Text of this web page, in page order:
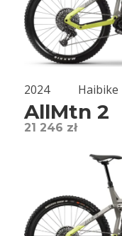
2024 Haibike
AllMtn 2
21 246 zł